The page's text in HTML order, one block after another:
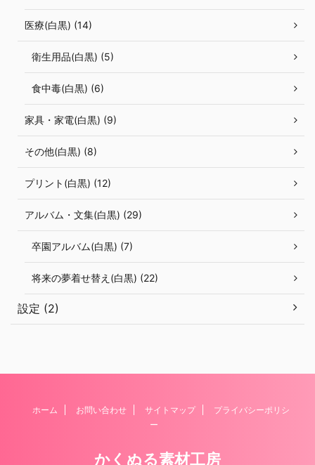
医療(白黒) (14)
衛生用品(白黒) (5)
食中毒(白黒) (6)
家具・家電(白黒) (9)
その他(白黒) (8)
プリント(白黒) (12)
アルバム・文集(白黒) (29)
卒園アルバム(白黒) (7)
将来の夢着せ替え(白黒) (22)
設定 (2)
ホーム お問い合わせ サイトマップ
プライバシーポリシ
ー
かくぬる素材工房